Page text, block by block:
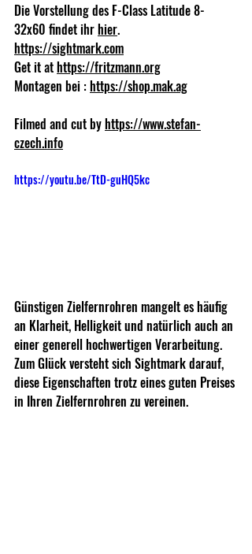
Die Vorstellung des F-Class Latitude 8-
32x60 findet ihr hier.
https://sightmark.com
Get it at https://fritzmann.org
Montagen bei : https://shop.mak.ag
Filmed and cut by https://www.stefan-
czech.info
https://youtu.be/TtD-guHQ5kc
Günstigen Zielfernrohren mangelt es häufig
an Klarheit, Helligkeit und natürlich auch an
einer generell hochwertigen Verarbeitung.
Zum Glück versteht sich Sightmark darauf,
diese Eigenschaften trotz eines guten Preises
in Ihren Zielfernrohren zu vereinen.